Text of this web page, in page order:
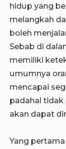
hidup yang
melangkah
boleh
Sebab di
memiliki
umumnya
mencapai
padahal tidak
akan dapat
Yang